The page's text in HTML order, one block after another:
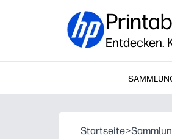
Entdecken.
Startseite>